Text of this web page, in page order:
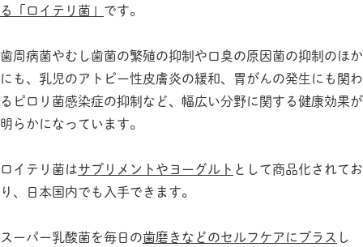
る「ロイテリ菌」 です。
歯周病菌やむし歯菌の繁殖の抑制や口臭の原因菌の抑制のほか
にも、乳児のアトピー性皮膚炎の緩和、胃がんの発生にも関わ
るピロリ菌感染症の抑制など、幅広い分野に関する健康効果が
明らかになっています。
ロイテリ菌はサプリメントやヨーグルト として商品化されてお
り、日本国内でも入手できます。
スーパー乳酸菌を毎日の歯磨きなどのセルフケアにプラス し